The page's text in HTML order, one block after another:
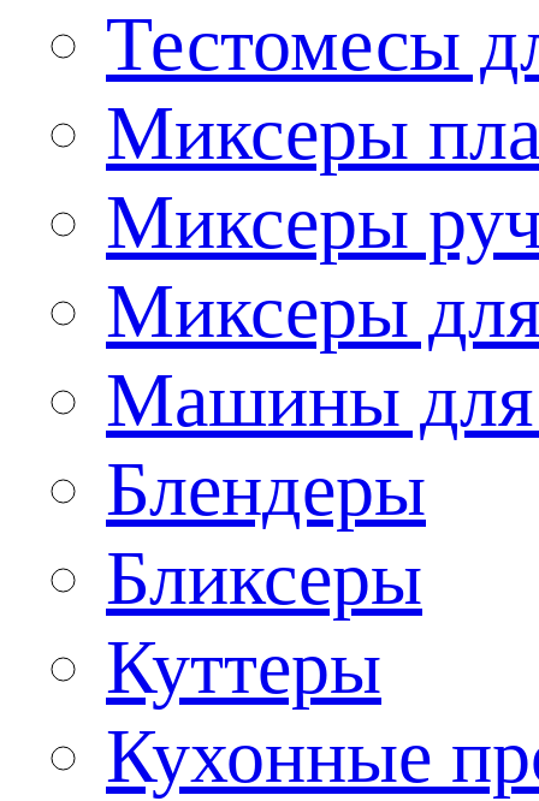
Тестомесы
Миксеры
Миксеры
Миксеры
Машины для
Блендеры
Бликсеры
Куттеры
Кухонные